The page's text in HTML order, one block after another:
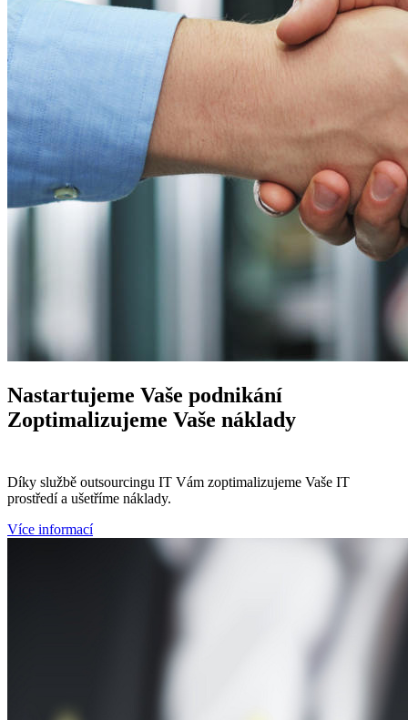
Nastartujeme Vaše podnikání
Zoptimalizujeme Vaše náklady
Díky službě outsourcingu IT Vám zoptimalizujeme Vaše IT
prostředí a ušetříme náklady.
Více informací